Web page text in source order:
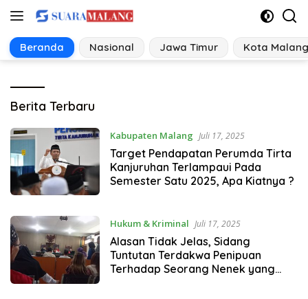
Langsung
konten
Beranda Nasional Jawa Timur Kota Malang
Suara
Berita Terbaru
Kabupaten Malang Juli 17, 2025
Target Pendapatan Perumda Tirta
Kanjuruhan Terlampaui Pada
Semester Satu 2025, Apa Kiatnya ?
Hukum & Kriminal Juli 17, 2025
Alasan Tidak Jelas, Sidang
Tuntutan Terdakwa Penipuan
Terhadap Seorang Nenek yang